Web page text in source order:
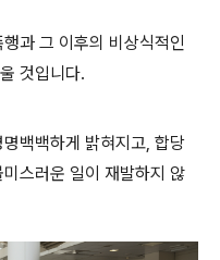
과 그 이후의 비상식적인
것입니다.
백백하게 밝혀지고, 합당
스러운 일이 재발하지 않